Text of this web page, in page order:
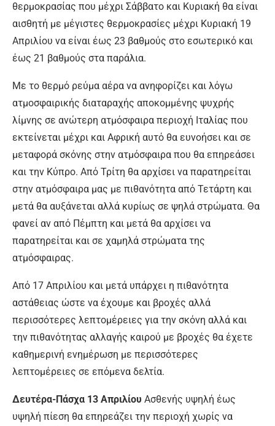
θερμοκρασίας που μέχρι Σάββατο και Κυριακή θα είναι
αισθητή με μέγιστες θερμοκρασίες μέχρι Κυριακή 19
Απριλίου να είναι έως 23 βαθμούς στο εσωτερικό και
έως 21 βαθμούς στα παράλια.
Με το θερμό ρεύμα αέρα να ανηφορίζει και λόγω
ατμοσφαιρικής διαταραχής αποκομμένης ψυχρής
λίμνης σε ανώτερη ατμόσφαιρα περιοχή Ιταλίας που
εκτείνεται μέχρι και Αφρική αυτό θα ευνοήσει και σε
μεταφορά σκόνης στην ατμόσφαιρα που θα επηρεάσει
και την Κύπρο. Από Τρίτη θα αρχίσει να παρατηρείται
στην ατμόσφαιρα μας με πιθανότητα από Τετάρτη και
μετά θα αυξάνεται αλλά κυρίως σε ψηλά στρώματα. Θα
φανεί αν από Πέμπτη και μετά θα αρχίσει να
παρατηρείται και σε χαμηλά στρώματα της
ατμόσφαιρας.
Από 17 Απριλίου και μετά υπάρχει η πιθανότητα
αστάθειας ώστε να έχουμε και βροχές αλλά
περισσότερες λεπτομέρειες για την σκόνη αλλά και
την πιθανότητας αλλαγής καιρού με βροχές θα έχετε
καθημερινή ενημέρωση με περισσότερες
λεπτομέρειες σε επόμενα δελτία.
Δευτέρα-Πάσχα 13 Απριλίου Ασθενής υψηλή έως
υψηλή πίεση θα επηρεάζει την περιοχή χωρίς να